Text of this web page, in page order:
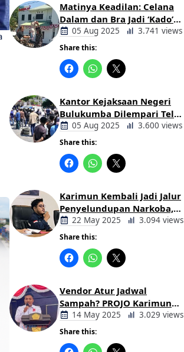
Matinya Keadilan: Celana
Dalam dan Bra Jadi ‘Kado’
untuk Kajari Bulukumba
05 Aug 2025 3.741 views
Share this:
Kantor Kejaksaan Negeri
Bulukumba Dilempari Telur
dan Kotoran Sapi, Keluarga
Korban Lakalantas Tuntut
Keadilan
05 Aug 2025 3.600 views
Share this:
Karimun Kembali Jadi Jalur
Penyelundupan Narkoba,
Mahasiswa Desak Pemkab
dan Aparat Bertindak Tegas
22 May 2025 3.094 views
Share this:
Vendor Atur Jadwal
Sampah? PROJO Karimun
Kritik Usulan PT AGB
14 May 2025 3.029 views
Share this: